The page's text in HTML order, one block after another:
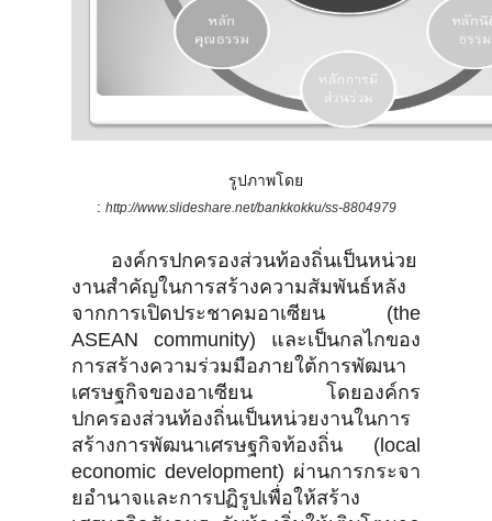
รูปภาพโดย
: http://www.slideshare.net/bankkokku/ss-8804979
องค์กรปกครองส่วนท้องถิ่นเป็นหน่วย
งานสำคัญในการสร้างความสัมพันธ์หลัง
จากการเปิดประชาคมอาเซียน (the
ASEAN community) และเป็นกลไกของ
การสร้างความร่วมมือภายใต้การพัฒนา
เศรษฐกิจของอาเซียน โดยองค์กร
ปกครองส่วนท้องถิ่นเป็นหน่วยงานในการ
สร้างการพัฒนาเศรษฐกิจท้องถิ่น (local
economic development) ผ่านการกระจา
ยอำนาจและการปฏิรูปเพื่อให้สร้าง